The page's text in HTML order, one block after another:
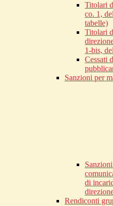
Titolari
co. 1,
tabelle)
Titolari
1-bis,
Cessati
Sanzioni per
di
Rendiconti